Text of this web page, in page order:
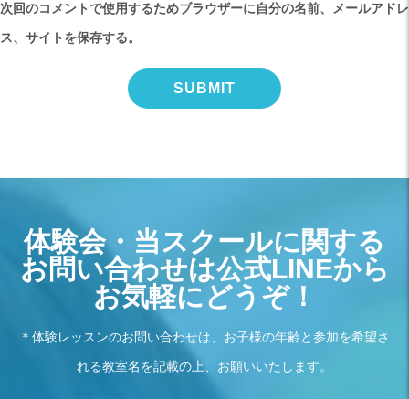
次回のコメントで使用するためブラウザーに自分の名前、メールアドレ
ス、サイトを保存する。
体験会・当スクールに関する
お問い合わせは公式LINEから
お気軽にどうぞ！
＊体験レッスンのお問い合わせは、お子様の年齢と参加を希望さ
れる教室名を記載の上、お願いいたします。